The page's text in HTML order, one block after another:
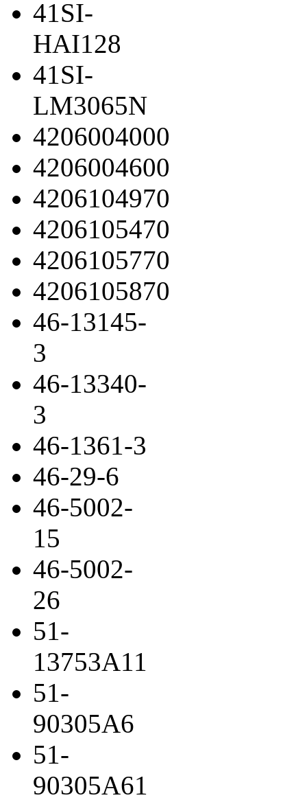
41SI-
HAI128
41SI-
LM3065N
4206004000
4206004600
4206104970
4206105470
4206105770
4206105870
46-13145-
3
46-13340-
3
46-1361-3
46-29-6
46-5002-
15
46-5002-
26
51-
13753A11
51-
90305A6
51-
90305A61